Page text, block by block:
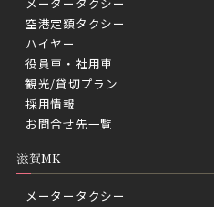
空港定額タクシー
ハイヤー
役員車・社用車
観光/貸切プラン
採用情報
お問合せ先一覧
滋賀MK
メータータクシー